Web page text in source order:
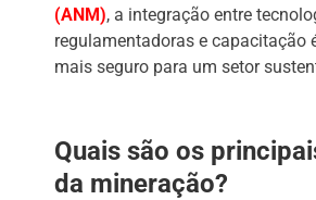
(ANM), a integração entre
regulamentadoras e capacitação
mais seguro para um setor
Quais são os
da mineração?